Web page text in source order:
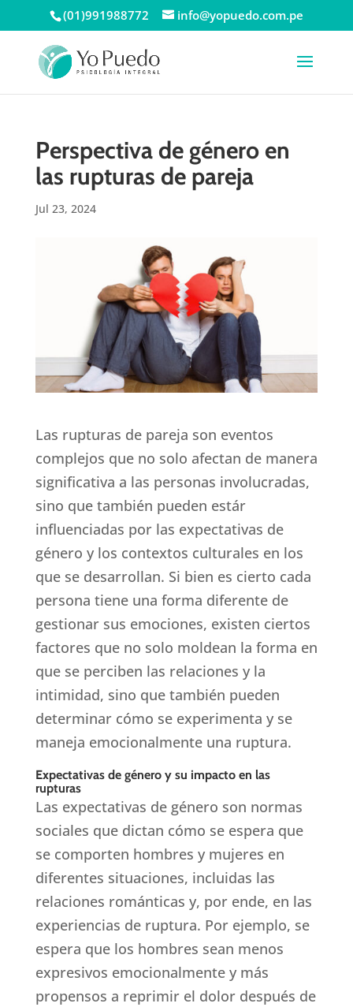
(01)991988772 info@yopuedo.com.pe
Perspectiva de género en
las rupturas de pareja
Jul 23, 2024
Las rupturas de pareja son eventos
complejos que no solo afectan de manera
significativa a las personas involucradas,
sino que también pueden estár
influenciadas por las expectativas de
género y los contextos culturales en los
que se desarrollan. Si bien es cierto cada
persona tiene una forma diferente de
gestionar sus emociones, existen ciertos
factores que no solo moldean la forma en
que se perciben las relaciones y la
intimidad, sino que también pueden
determinar cómo se experimenta y se
maneja emocionalmente una ruptura.
Expectativas de género y su impacto en las
rupturas
Las expectativas de género son normas
sociales que dictan cómo se espera que
se comporten hombres y mujeres en
diferentes situaciones, incluidas las
relaciones románticas y, por ende, en las
experiencias de ruptura. Por ejemplo, se
espera que los hombres sean menos
expresivos emocionalmente y más
propensos a reprimir el dolor después de